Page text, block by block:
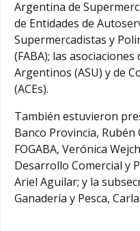
Argentina de
de Entidades de
Supermercadistas y
(FABA); las
Argentinos (ASU) y de
(ACEs).
También estuvieron
Banco Provincia,
FOGABA, Verónica
Desarrollo Comercial y
Ariel Aguilar; y la
Ganadería y Pesca,